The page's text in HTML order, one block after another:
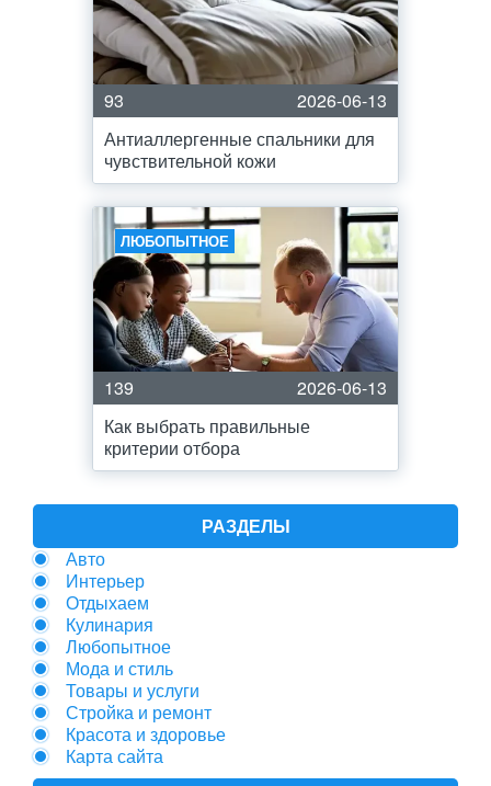
93
2026-06-13
Антиаллергенные спальники для
чувствительной кожи
ЛЮБОПЫТНОЕ
139
2026-06-13
Как выбрать правильные
критерии отбора
РАЗДЕЛЫ
Авто
Интерьер
Отдыхаем
Кулинария
Любопытное
Мода и стиль
Товары и услуги
Стройка и ремонт
Красота и здоровье
Карта сайта